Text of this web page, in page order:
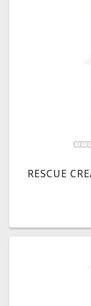
RESCUE